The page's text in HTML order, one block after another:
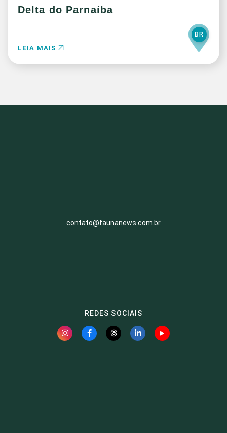
Delta do Parnaíba
LEIA MAIS
BR
contato@faunanews.com.br
REDES SOCIAIS